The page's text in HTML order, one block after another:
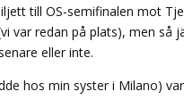
till OS-semifinalen mot
var redan på plats), men
eller inte.
hos min syster i Milano)